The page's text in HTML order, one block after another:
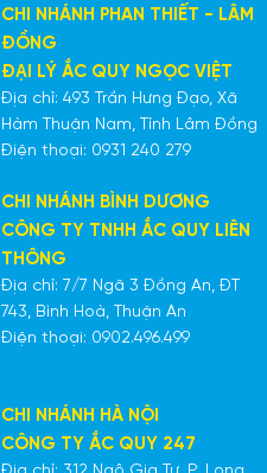
CHI NHÁNH PHAN THIẾT - LÂM
ĐỒNG
ĐẠI LÝ ẮC QUY NGỌC VIỆT
Địa chỉ: 493 Trần Hưng Đạo, Xã
Hàm Thuận Nam, Tỉnh Lâm Đồng
Điện thoại: 0931 240 279
CHI NHÁNH BÌNH DƯƠNG
CÔNG TY TNHH ẮC QUY LIÊN
THÔNG
Địa chỉ: 7/7 Ngã 3 Đồng An, ĐT
743, Bình Hoà, Thuận An
Điện thoại: 0902.496.499
CHI NHÁNH HÀ NỘI
CÔNG TY ẮC QUY 247